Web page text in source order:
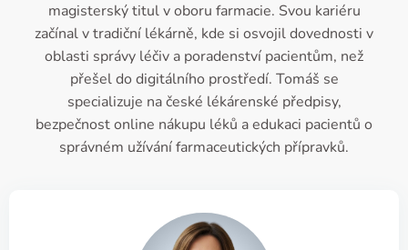
magisterský titul v oboru farmacie. Svou kariéru
začínal v tradiční lékárně, kde si osvojil dovednosti v
oblasti správy léčiv a poradenství pacientům, než
přešel do digitálního prostředí. Tomáš se
specializuje na české lékárenské předpisy,
bezpečnost online nákupu léků a edukaci pacientů o
správném užívání farmaceutických přípravků.